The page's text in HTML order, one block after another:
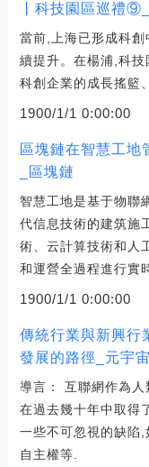
丨科技園區巡禮
當前,上海已形成科
續提升。在楊浦,科
科創企業的成長搖籃
1900/1/1 0:00:00
區塊鏈在智慧工地
_區塊鏈
智慧工地是基于物聯
代信息技術的建筑施
術、云計算技術和人
和運營全過程進行實
1900/1/1 0:00:00
傳統行業與新興行
發展的路徑_元宇宙
導言： 互聯網作為
在過去幾十年中取得
一些不可忽視的缺陷
自主權等.